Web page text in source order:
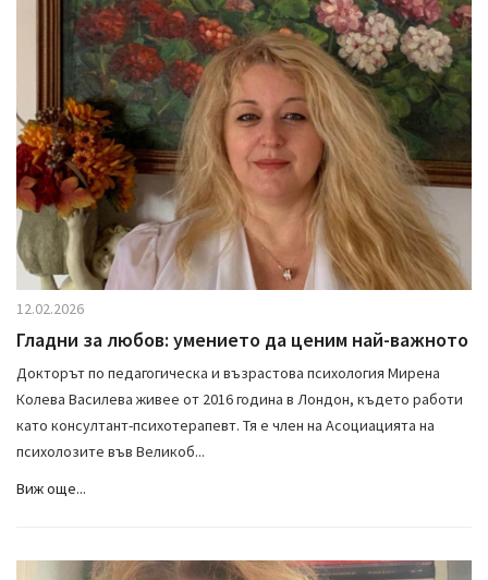
12.02.2026
Гладни за любов: умението да ценим най-важното
Докторът по педагогическа и възрастова психология Мирена
Колева Василева живее от 2016 година в Лондон, където работи
като консултант-психотерапевт. Тя е член на Асоциацията на
психолозите във Великоб...
Виж още...